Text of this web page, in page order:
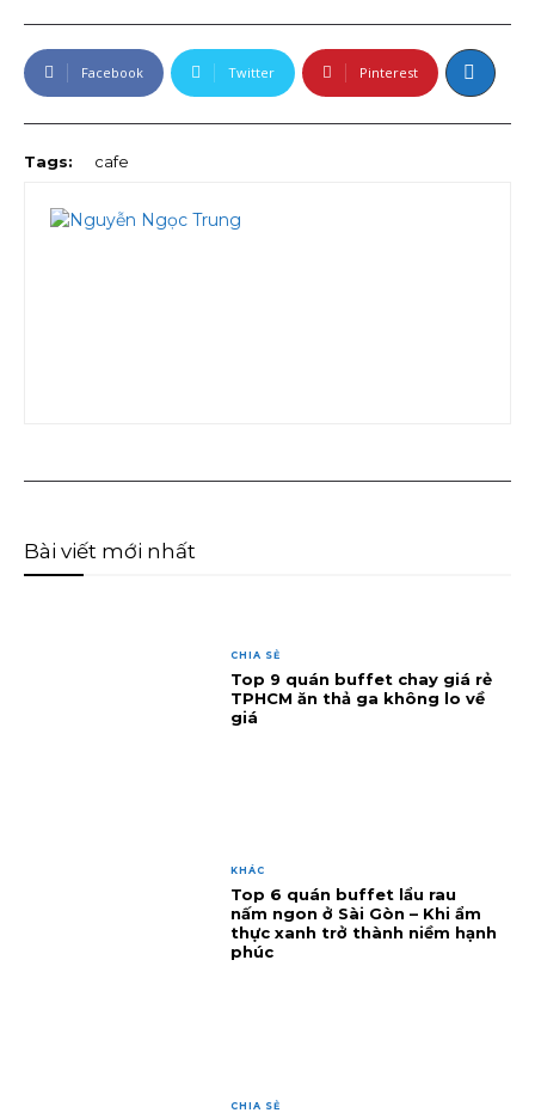
Facebook Twitter Pinterest
Tags: cafe
Bài viết mới nhất
CHIA SẺ
Top 9 quán buffet chay giá rẻ
TPHCM ăn thả ga không lo về
giá
KHÁC
Top 6 quán buffet lẩu rau
nấm ngon ở Sài Gòn – Khi ẩm
thực xanh trở thành niềm hạnh
phúc
CHIA SẺ